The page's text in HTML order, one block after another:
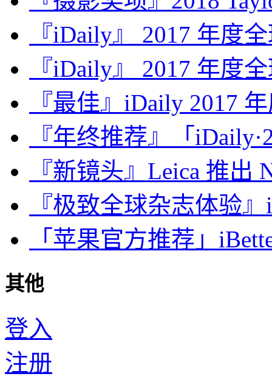
『iDaily』 2017 年度
『iDaily』 2017 年度
『最佳』iDaily 2017
『年终推荐』「
『新镜头』Leica 推出
『极致全球杂志体验
「苹果官方推荐」
其他
登入
注册